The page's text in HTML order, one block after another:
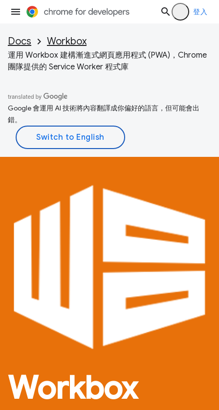
登入
Docs Workbox
運用 Workbox 建構漸進式網頁應用程式 (PWA)，Chrome
團隊提供的 Service Worker 程式庫
Google 會運用 AI 技術將內容翻譯成你偏好的語言，但可能會出
錯。
Workbox